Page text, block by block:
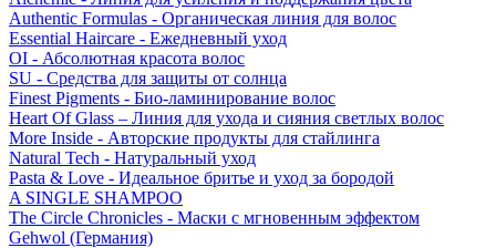
Authentic Formulas - Органическая линия для волос
Essential Haircare - Eжедневный уход
OI - Абсолютная красота волос
SU - Средства для защиты от солнца
Finest Pigments - Био-ламинирование волос
Heart Of Glass – Линия для ухода и сияния светлых волос
More Inside - Авторские продукты для стайлинга
Natural Tech - Натуральный уход
Pasta & Love - Идеальное бритье и уход за бородой
A SINGLE SHAMPOO
The Circle Chronicles - Маски с мгновенным эффектом
Gehwol (Германия)